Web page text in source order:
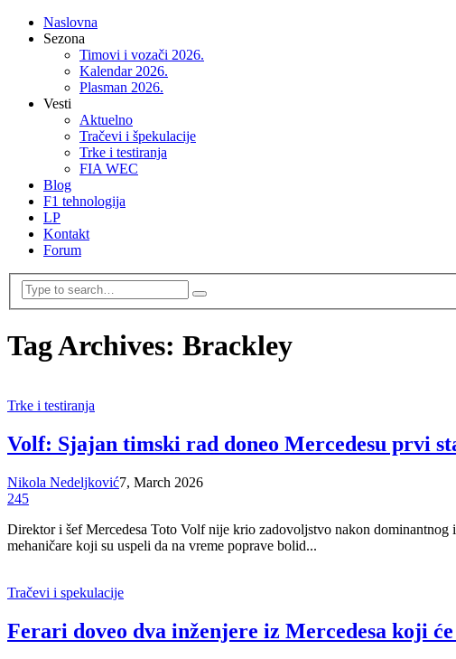
Naslovna
Sezona
Timovi i vozači 2026.
Kalendar 2026.
Plasman 2026.
Vesti
Aktuelno
Tračevi i špekulacije
Trke i testiranja
FIA WEC
Blog
F1 tehnologija
LP
Kontakt
Forum
Tag Archives: Brackley
Trke i testiranja
Volf: Sjajan timski rad doneo Mercedesu prvi
Nikola Nedeljković7, March 2026
245
Direktor i šef Mercedesa Toto Volf nije krio zadovoljstvo nakon
mehaničare koji su uspeli da na vreme poprave bolid...
Tračevi i spekulacije
Ferari doveo dva inženjere iz Mercedesa koji